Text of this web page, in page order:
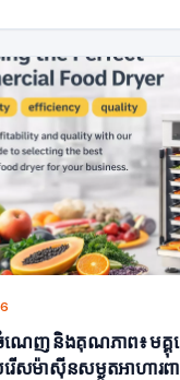
ចំណេញ និងគុណភាព៖ មគ្គុ
រើសម៉ាស៊ីនសម្ងួតអាហារព